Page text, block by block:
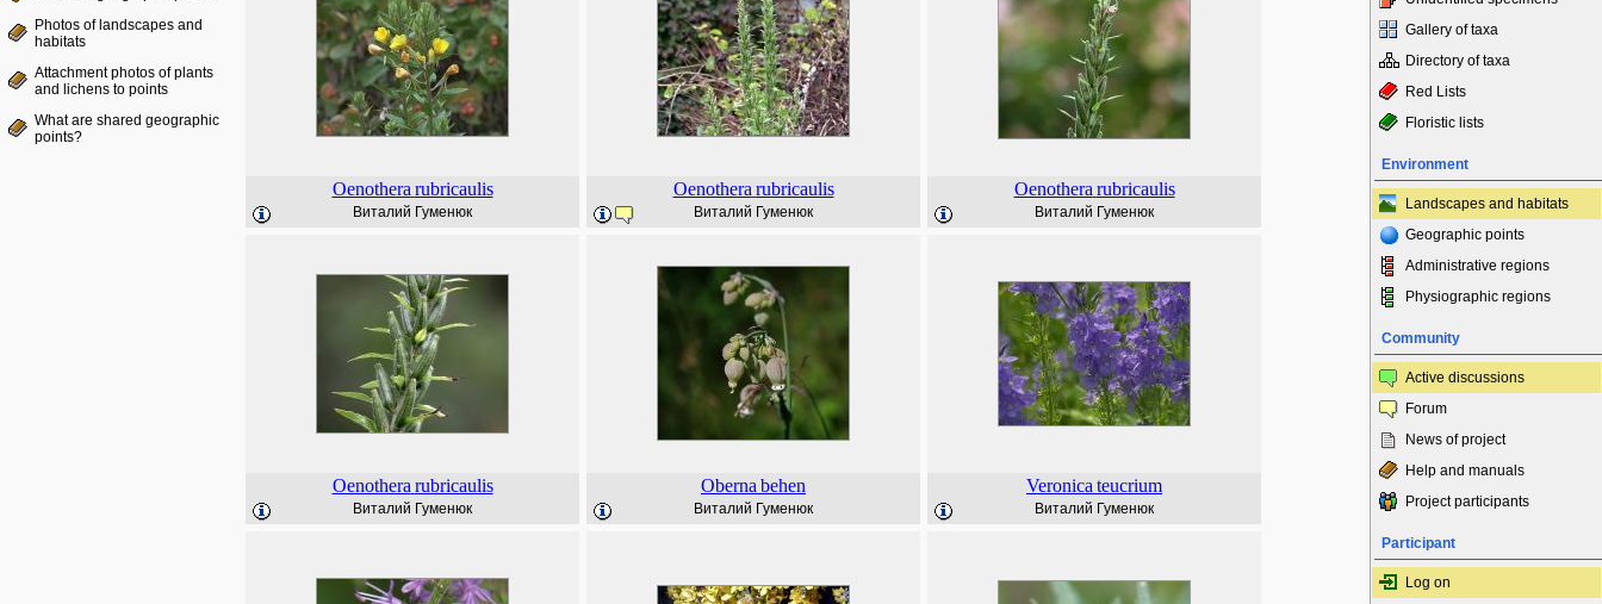
Photos of landscapes and
habitats
Attachment photos of plants
and lichens to points
What are shared geographic
points?
Oenothera rubricaulis
Виталий Гуменюк
Oenothera rubricaulis
Виталий Гуменюк
Oenothera rubricaulis
Виталий Гуменюк
Oenothera rubricaulis
Виталий Гуменюк
Oberna behen
Виталий Гуменюк
Veronica teucrium
Виталий Гуменюк
Gallery of taxa
Directory of taxa
Red Lists
Floristic lists
Environment
Landscapes and habitats
Geographic points
Administrative regions
Physiographic regions
Community
Active discussions
Forum
News of project
Help and manuals
Project participants
Participant
Log on